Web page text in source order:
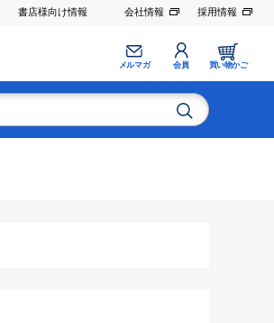
書店様向け情報 会社情報 採用情報
メルマガ 会員 買い物かご